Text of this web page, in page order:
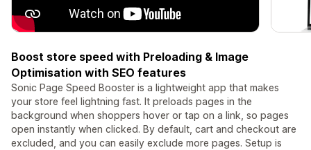
Boost store speed with Preloading & Image
Optimisation with SEO features
Sonic Page Speed Booster is a lightweight app that makes
your store feel lightning fast. It preloads pages in the
background when shoppers hover or tap on a link, so pages
open instantly when clicked. By default, cart and checkout are
excluded, and you can easily exclude more pages. Setup is